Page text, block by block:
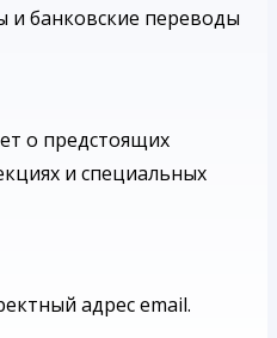
и банковские переводы
о предстоящих
и специальных
адрес email.